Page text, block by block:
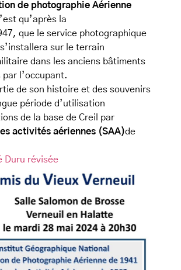
de photographie Aérienne
qu’après la
que le service photographique
sur le terrain
dans les anciens bâtiments
par l’occupant.
de son histoire et des souvenirs
période d’utilisation
de la base de Creil par
activités aériennes (SAA)de
Duru révisée